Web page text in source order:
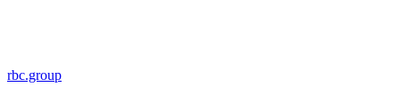
rbc.group